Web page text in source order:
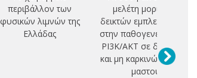
περιβάλλον των
φυσικών λιμνών της
Ελλάδας
μελέτη μοριακών
δεικτών εμπλεκόμενων
στην παθογενετική οδό
ΡΙ3Κ/ΑΚΤ σε διηθητικά
και μη καρκινώματα του
μαστού